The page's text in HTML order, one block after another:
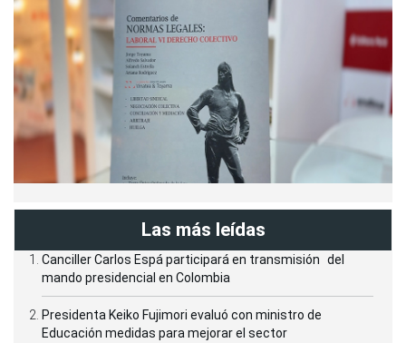
Las más leídas
Canciller Carlos Espá participará en transmisión del
mando presidencial en Colombia
Presidenta Keiko Fujimori evaluó con ministro de
Educación medidas para mejorar el sector